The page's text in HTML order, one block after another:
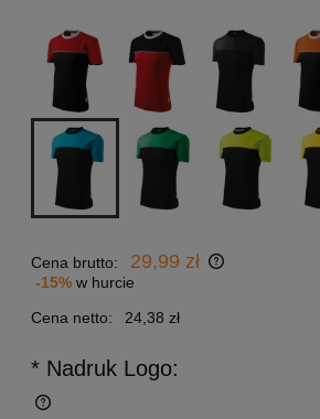
Cena brutto: 29,99 zł
-15% w hurcie
Cena netto:
24,38 zł
* Nadruk Logo: